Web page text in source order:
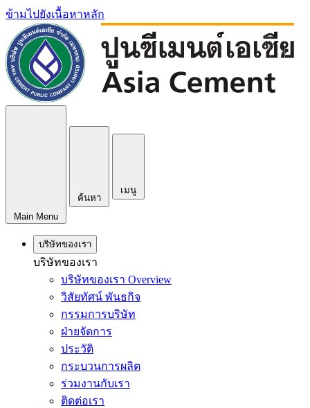
ข้ามไปยังเนื้อหาหลัก
Main Menu
ค้นหา
เมนู
บริษัทของเรา
บริษัทของเรา
บริษัทของเรา Overview
วิสัยทัศน์ พันธกิจ
กรรมการบริษัท
ฝ่ายจัดการ
ประวัติ
กระบวนการผลิต
ร่วมงานกับเรา
ติดต่อเรา